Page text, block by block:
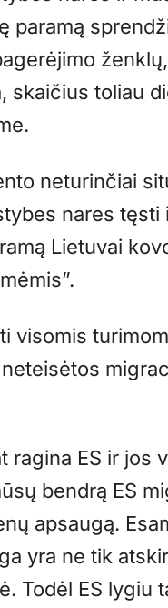
paramą
skaičius toliau
neturinčiai
nares
Lietuvai
visomis
ragina ES ir jos
bendrą ES
apsaugą.
yra ne tik
Todėl ES lygiu